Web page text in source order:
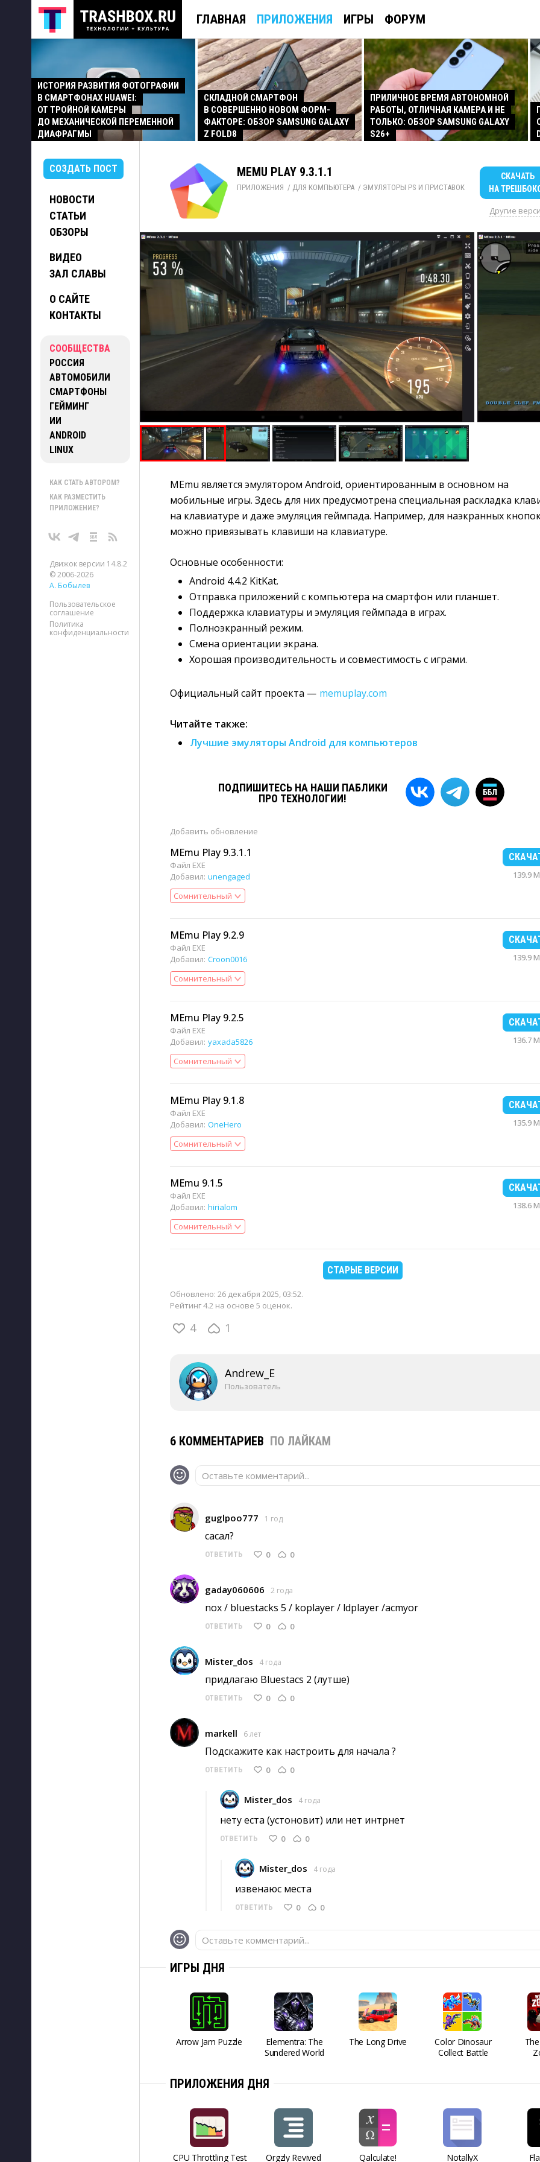
ГЛАВНАЯ ПРИЛОЖЕНИЯ ИГРЫ ФОРУМ
ИСТОРИЯ РАЗВИТИЯ ФОТОГРАФИИ
В СМАРТФОНАХ HUAWEI:
ОТ ТРОЙНОЙ КАМЕРЫ
ДО МЕХАНИЧЕСКОЙ ПЕРЕМЕННОЙ
ДИАФРАГМЫ
СКЛАДНОЙ СМАРТФОН
В СОВЕРШЕННО НОВОМ ФОРМ-
ФАКТОРЕ: ОБЗОР SAMSUNG GALAXY
Z FOLD8
ПРИЛИЧНОЕ ВРЕМЯ АВТОНОМНОЙ
РАБОТЫ, ОТЛИЧНАЯ КАМЕРА И НЕ
ТОЛЬКО: ОБЗОР SAMSUNG GALAXY
S26+
СОЗДАТЬ ПОСТ
НОВОСТИ
СТАТЬИ
ОБЗОРЫ
ВИДЕО
ЗАЛ СЛАВЫ
О САЙТЕ
КОНТАКТЫ
СООБЩЕСТВА
РОССИЯ
АВТОМОБИЛИ
СМАРТФОНЫ
ГЕЙМИНГ
ИИ
ANDROID
LINUX
КАК СТАТЬ АВТОРОМ?
КАК РАЗМЕСТИТЬ
ПРИЛОЖЕНИЕ?
Движок версии 14.8.2
© 2006-2026
А. Бобылев
Пользовательское
соглашение
Политика
конфиденциальности
MEMU PLAY 9.3.1.1
ПРИЛОЖЕНИЯ / ДЛЯ КОМПЬЮТЕРА / ЭМУЛЯТОРЫ PS И ПРИСТАВОК
СКАЧАТЬ
НА
Другие
MEmu является эмулятором Android, ориентированным в основном на
мобильные игры. Здесь для них предусмотрена специальная раскладка
на клавиатуре и даже эмуляция геймпада. Например, для наэкранных
можно привязывать клавиши на клавиатуре.
Основные особенности:
Android 4.4.2 KitKat.
Отправка приложений с компьютера на смартфон или планшет.
Поддержка клавиатуры и эмуляция геймпада в играх.
Полноэкранный режим.
Смена ориентации экрана.
Хорошая производительность и совместимость с играми.
Официальный сайт проекта — memuplay.com
Читайте также:
Лучшие эмуляторы Android для компьютеров
ПОДПИШИТЕСЬ НА НАШИ ПАБЛИКИ
ПРО ТЕХНОЛОГИИ!
Добавить обновление
MEmu Play 9.3.1.1
Файл EXE
Добавил: unengaged
Сомнительный
139.9
MEmu Play 9.2.9
Файл EXE
Добавил: Croon0016
Сомнительный
139.9
MEmu Play 9.2.5
Файл EXE
Добавил: yaxada5826
Сомнительный
136.7
MEmu Play 9.1.8
Файл EXE
Добавил: OneHero
Сомнительный
135.9
MEmu 9.1.5
Файл EXE
Добавил: hirialom
Сомнительный
138.6
СТАРЫЕ ВЕРСИИ
Обновлено: 26 декабря 2025, 03:52.
Рейтинг 4.2 на основе 5 оценок.
4 1
Andrew_E
Пользователь
6 КОММЕНТАРИЕВ ПО ЛАЙКАМ
Оставьте комментарий...
guglpoo777 1 год
сасал?
ОТВЕТИТЬ 0 0
gaday060606 2 года
nox / bluestacks 5 / koplayer / ldplayer /acmyor
ОТВЕТИТЬ 0 0
Mister_dos 4 года
придлагаю Bluestacs 2 (лутше)
ОТВЕТИТЬ 0 0
markell 6 лет
Подскажите как настроить для начала ?
ОТВЕТИТЬ 0 0
Mister_dos 4 года
нету еста (устоновит) или нет интрнет
ОТВЕТИТЬ 0 0
Mister_dos 4 года
извенаюс места
ОТВЕТИТЬ 0 0
Оставьте комментарий...
ИГРЫ ДНЯ
Arrow Jam Puzzle
Elementra: The
Sundered World
The Long Drive
Color Dinosaur
Collect Battle
ПРИЛОЖЕНИЯ ДНЯ
CPU Throttling Test Orgzly Revived Qalculate! NotallyX